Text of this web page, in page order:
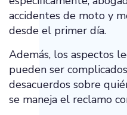
accidentes de moto y
desde el primer día.
Además, los aspectos
pueden ser
desacuerdos sobre
se maneja el reclamo